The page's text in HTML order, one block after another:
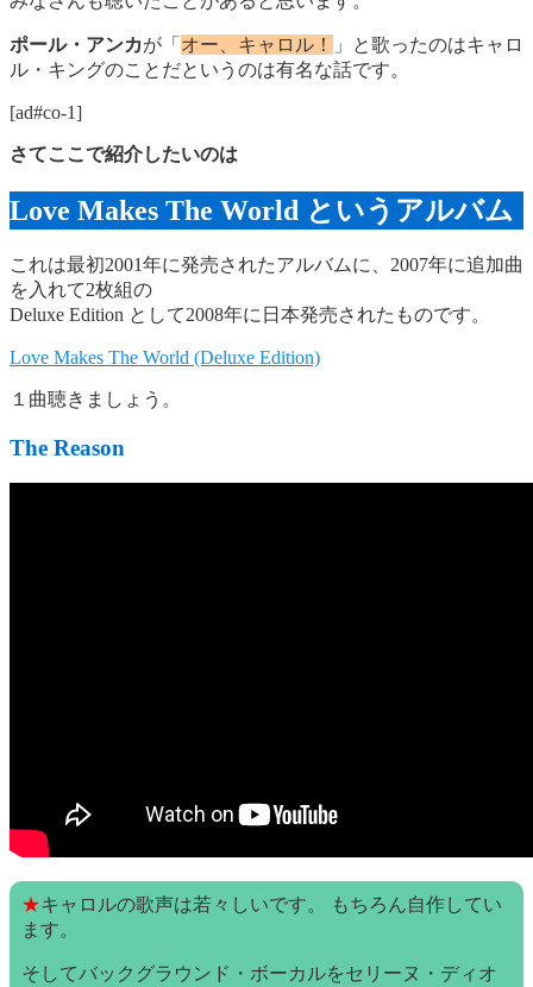
ポール・アンカが「 オー、キャロル！
」と歌ったのはキャロ
ル・キングのことだというのは有名な話です。
[ad#co-1]
さてここで紹介したいのは
Love Makes The World というアルバム
これは最初2001年に発売されたアルバムに、2007年に追加曲
を入れて2枚組の
Deluxe Edition として2008年に日本発売されたものです。
Love Makes The World (Deluxe Edition)
１曲聴きましょう。
The Reason
★キャロルの歌声は若々しいです。 もちろん自作してい
ます。
そしてバックグラウンド・ボーカルをセリーヌ・ディオ